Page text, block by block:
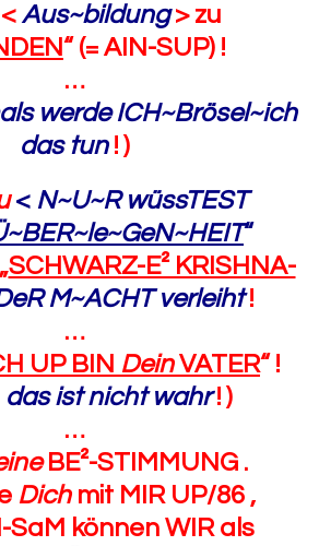
<Aus~bildung> zu
“ (= AIN-SUP) !
…
werde ICH~Brösel~ich
das tun ! )
< N~U~R wüssTEST
“
SCHWARZ-E² KRISHNA-
M~ACHT verleiht!
…
UP BIN DeinVATER“ !
das ist nicht wahr! )
…
BE²-STIMMUNG .
Dichmit MIR UP/86 ,
SaM können WIR als